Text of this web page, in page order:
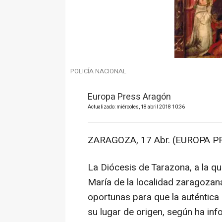
POLICÍA NACIONAL
Europa Press Aragón
Actualizado: miércoles, 18 abril 2018 10:36
ZARAGOZA, 17 Abr. (EUROPA
La Diócesis de Tarazona, a la
María de la localidad
oportunas para que la
su lugar de origen, según ha